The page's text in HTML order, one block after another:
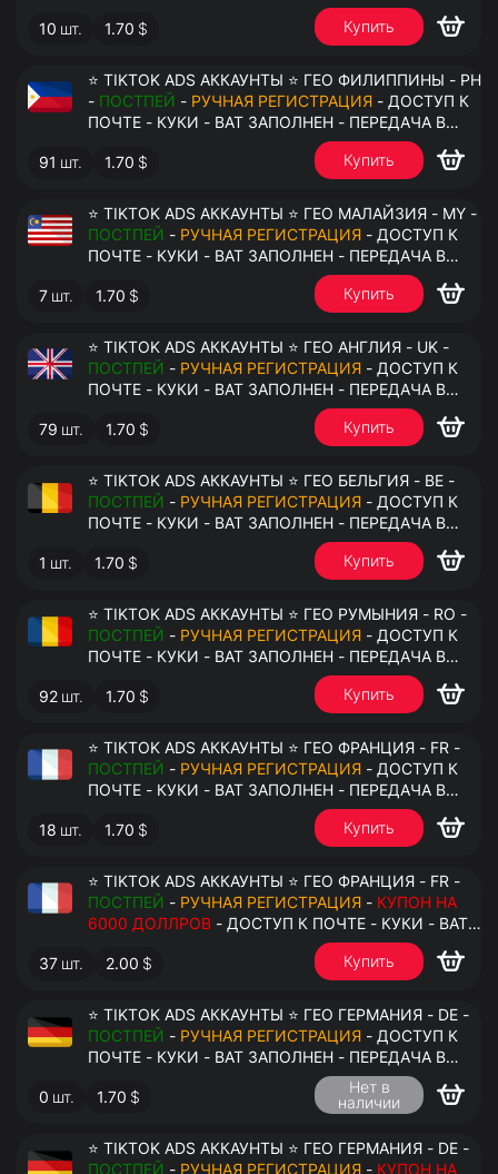
10 шт. 1.70 $ Купить
⭐ TIKTOK ADS АККАУНТЫ ⭐ ГЕО ФИЛИППИНЫ - PH
- ПОСТПЕЙ - РУЧНАЯ РЕГИСТРАЦИЯ - ДОСТУП К
ПОЧТЕ - КУКИ - ВАТ ЗАПОЛНЕН - ПЕРЕДАЧА В
91 шт. 1.70 $ Купить
⭐ TIKTOK ADS АККАУНТЫ ⭐ ГЕО МАЛАЙЗИЯ - MY -
ПОСТПЕЙ - РУЧНАЯ РЕГИСТРАЦИЯ - ДОСТУП К
ПОЧТЕ - КУКИ - ВАТ ЗАПОЛНЕН - ПЕРЕДАЧА В
7 шт. 1.70 $ Купить
⭐ TIKTOK ADS АККАУНТЫ ⭐ ГЕО АНГЛИЯ - UK -
ПОСТПЕЙ - РУЧНАЯ РЕГИСТРАЦИЯ - ДОСТУП К
ПОЧТЕ - КУКИ - ВАТ ЗАПОЛНЕН - ПЕРЕДАЧА В
79 шт. 1.70 $ Купить
⭐ TIKTOK ADS АККАУНТЫ ⭐ ГЕО БЕЛЬГИЯ - BE -
ПОСТПЕЙ - РУЧНАЯ РЕГИСТРАЦИЯ - ДОСТУП К
ПОЧТЕ - КУКИ - ВАТ ЗАПОЛНЕН - ПЕРЕДАЧА В
1 шт. 1.70 $ Купить
⭐ TIKTOK ADS АККАУНТЫ ⭐ ГЕО РУМЫНИЯ - RO -
ПОСТПЕЙ - РУЧНАЯ РЕГИСТРАЦИЯ - ДОСТУП К
ПОЧТЕ - КУКИ - ВАТ ЗАПОЛНЕН - ПЕРЕДАЧА В
92 шт. 1.70 $ Купить
⭐ TIKTOK ADS АККАУНТЫ ⭐ ГЕО ФРАНЦИЯ - FR -
ПОСТПЕЙ - РУЧНАЯ РЕГИСТРАЦИЯ
ПОЧТЕ - КУКИ - ВАТ ЗАПОЛНЕН - ПЕРЕДАЧА В
18 шт. 1.70 $ Купить
⭐ TIKTOK ADS АККАУНТЫ ⭐ ГЕО ФРАНЦИЯ - FR -
ПОСТПЕЙ - РУЧНАЯ РЕГИСТРАЦИЯ - КУПОН НА
6000 ДОЛЛРОВ - ДОСТУП К ПОЧТЕ - КУКИ - ВАТ
ЗАПОЛНЕН - ПЕРЕДАЧА В АНТИДЕТЕКТ
37 шт. 2.00 $ Купить
⭐ TIKTOK ADS АККАУНТЫ ⭐ ГЕО ГЕРМАНИЯ - DE -
ПОСТПЕЙ - РУЧНАЯ РЕГИСТРАЦИЯ - ДОСТУП К
ПОЧТЕ - КУКИ - ВАТ ЗАПОЛНЕН - ПЕРЕДАЧА В
0 шт. 1.70 $
Нет в
наличии
⭐ TIKTOK ADS АККАУНТЫ ⭐ ГЕО ГЕРМАНИЯ - DE -
ПОСТПЕЙ - РУЧНАЯ РЕГИСТРАЦИЯ - КУПОН НА